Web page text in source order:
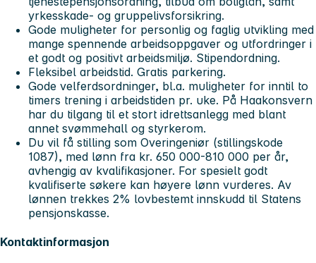
yrkesskade- og gruppelivsforsikring.
Gode muligheter for personlig og faglig utvikling med
mange spennende arbeidsoppgaver og utfordringer i
et godt og positivt arbeidsmiljø. Stipendordning.
Fleksibel arbeidstid. Gratis parkering.
Gode velferdsordninger, bl.a. muligheter for inntil to
timers trening i arbeidstiden pr. uke. På Haakonsvern
har du tilgang til et stort idrettsanlegg med blant
annet svømmehall og styrkerom.
Du vil få stilling som Overingeniør (stillingskode
1087), med lønn fra kr. 650 000-810 000 per år,
avhengig av kvalifikasjoner. For spesielt godt
kvalifiserte søkere kan høyere lønn vurderes. Av
lønnen trekkes 2% lovbestemt innskudd til Statens
pensjonskasse.
Kontaktinformasjon